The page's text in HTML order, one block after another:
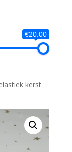
kerst
€20.00